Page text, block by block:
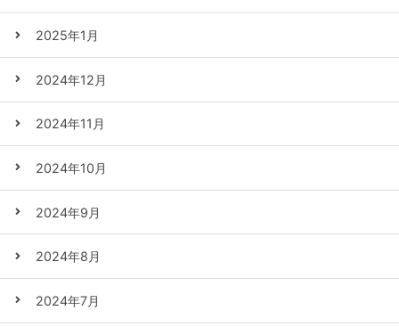
2025年1月
2024年12月
2024年11月
2024年10月
2024年9月
2024年8月
2024年7月